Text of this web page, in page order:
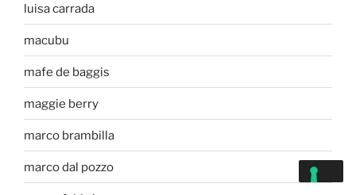
luisa carrada
macubu
mafe de baggis
maggie berry
marco brambilla
marco dal pozzo